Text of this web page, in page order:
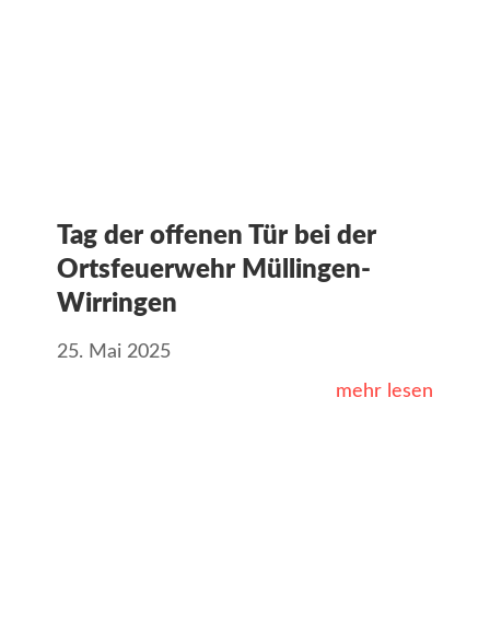
Tag der offenen Tür bei der
Ortsfeuerwehr Müllingen-
Wirringen
25. Mai 2025
mehr lesen